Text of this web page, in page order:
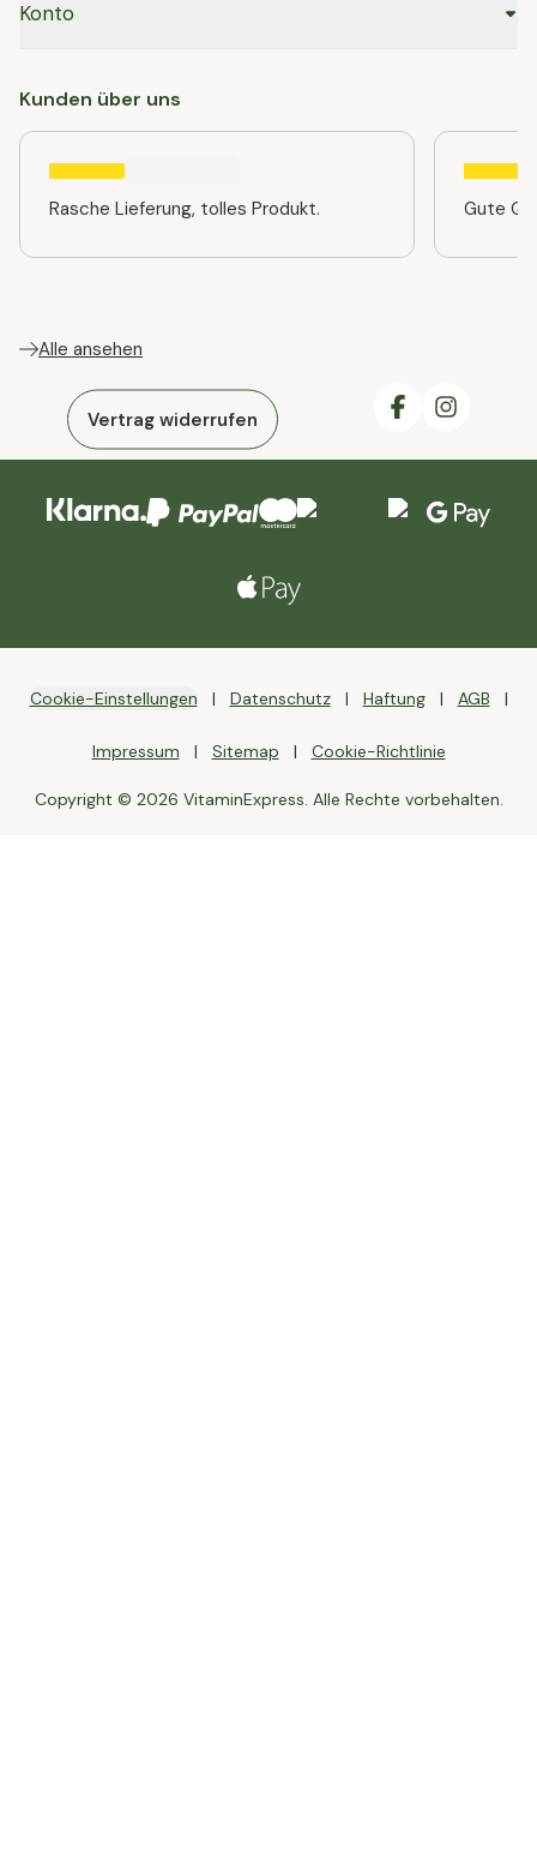
Konto
Kunden über uns
Rasche Lieferung, tolles Produkt. Gute
Alle ansehen
Vertrag widerrufen
Cookie-Einstellungen Datenschutz Haftung AGB
Impressum Sitemap Cookie-Richtlinie
Copyright © 2026 VitaminExpress. Alle Rechte vorbehalten.